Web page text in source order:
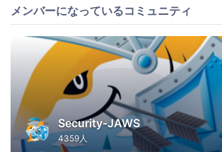
メンバーになっているコミュニティ
Security-JAWS
4359人